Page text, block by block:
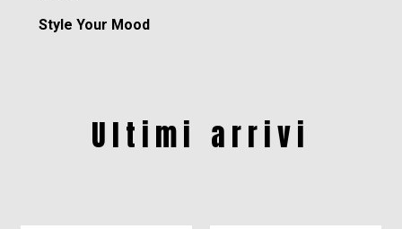
Style Your Mood
Ultimi arrivi